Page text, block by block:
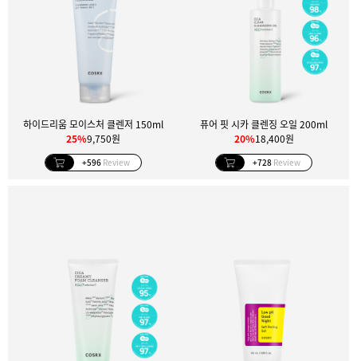
하이드리움 모이스처 클렌저 150ml
25%9,750원
+596 Review
퓨어 핏 시카 클렌징 오일 200ml
20%18,400원
+728 Review